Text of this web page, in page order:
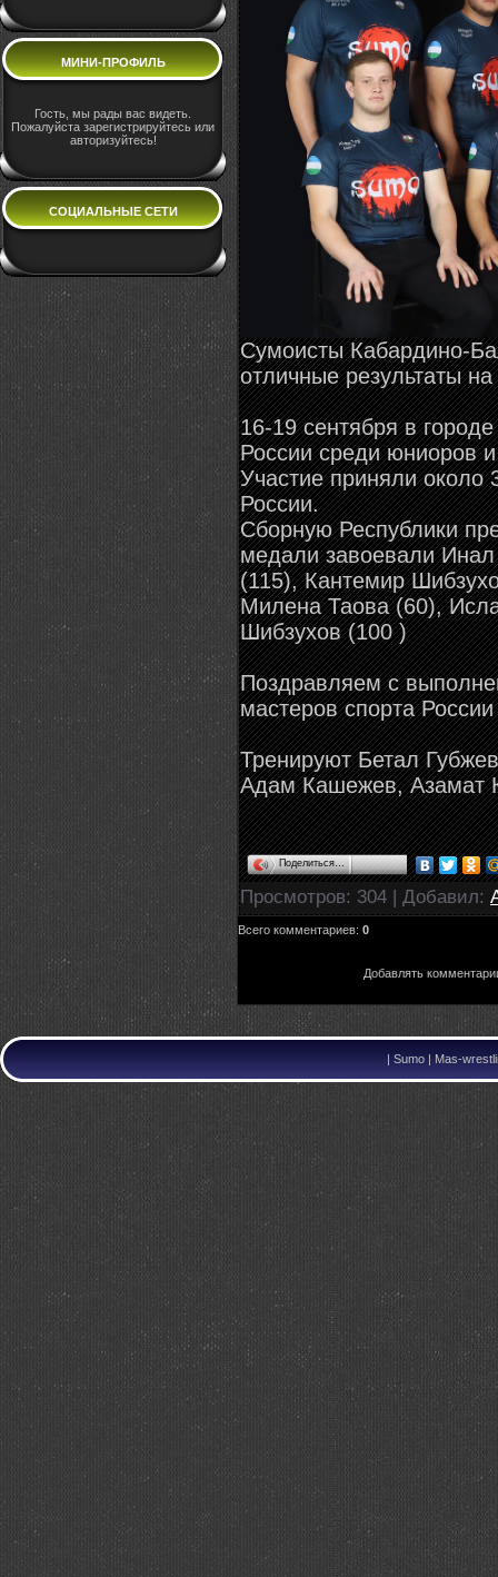
МИНИ-ПРОФИЛЬ
Гость, мы рады вас видеть.
Пожалуйста зарегистрируйтесь или
авторизуйтесь!
СОЦИАЛЬНЫЕ СЕТИ
Сумоисты Кабардино-
отличные результаты
16-19 сентября в
России среди юниоров
Участие приняли около
России.
Сборную Республики
медали завоевали
(115), Кантемир
Милена Таова (60),
Шибзухов (100 )
Поздравляем с
мастеров спорта
Тренируют Бетал
Адам Кашежев, Азамат
Поделиться…
Просмотров: 304 | Добавил:
Всего комментариев: 0
Добавлять
| Sumo | Mas-